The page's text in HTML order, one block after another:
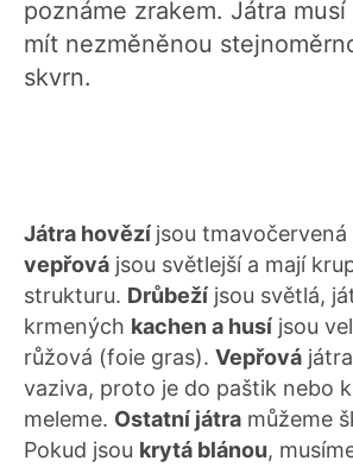
poznáme zrakem. Játra
mít nezměněnou
skvrn.
Játra hovězí jsou tmavočervená
vepřová jsou světlejší a mají
strukturu. Drůbeží jsou světlá,
krmených kachen a husí jsou
růžová (foie gras). Vepřová
vaziva, proto je do paštik nebo
meleme. Ostatní játra můžeme
Pokud jsou krytá blánou,